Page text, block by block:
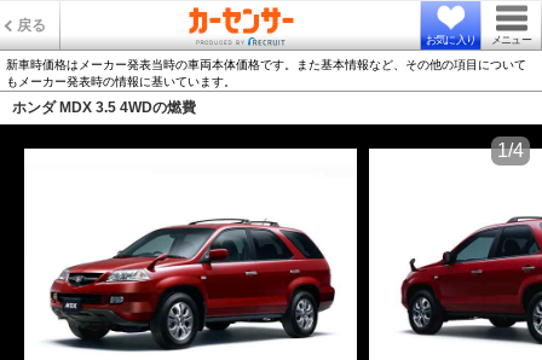
戻る
お気に入り メニュー
新車時価格はメーカー発表当時の車両本体価格です。また基本情報など、その他の項目について
もメーカー発表時の情報に基いています。
ホンダ MDX 3.5 4WDの燃費
1/4